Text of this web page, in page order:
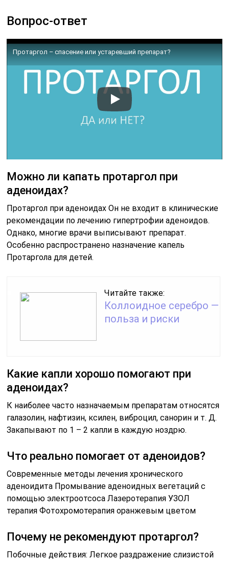
Вопрос-ответ
Протаргол – спасение или устаревший препарат?
Можно ли капать протаргол при
аденоидах?
Протаргол при аденоидах Он не входит в клинические
рекомендации по лечению гипертрофии аденоидов.
Однако, многие врачи выписывают препарат.
Особенно распространено назначение капель
Протаргола для детей.
Читайте также:
Коллоидное серебро —
польза и риски
Какие капли хорошо помогают при
аденоидах?
К наиболее часто назначаемым препаратам относятся
галазолин, нафтизин, ксилен, виброцил, санорин и т. Д.
Закапывают по 1 – 2 капли в каждую ноздрю.
Что реально помогает от аденоидов?
Современные методы лечения хронического
аденоидита Промывание аденоидных вегетаций с
помощью электроотсоса Лазеротерапия УЗОЛ
терапия Фотохромотерапия оранжевым цветом
Почему не рекомендуют протаргол?
Побочные действия: Легкое раздражение слизистой